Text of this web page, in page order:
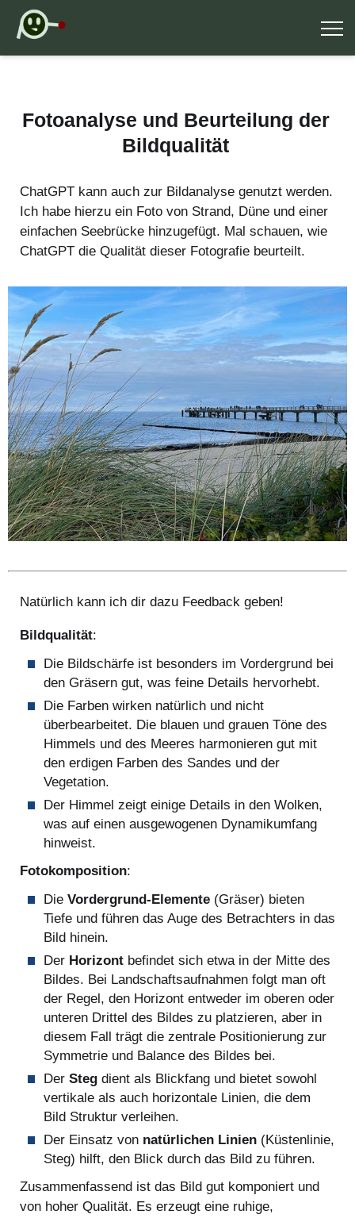
Fotoanalyse und Beurteilung der
Bildqualität
ChatGPT kann auch zur Bildanalyse genutzt werden.
Ich habe hierzu ein Foto von Strand, Düne und einer
einfachen Seebrücke hinzugefügt. Mal schauen, wie
ChatGPT die Qualität dieser Fotografie beurteilt.
Natürlich kann ich dir dazu Feedback geben!
Bildqualität:
Die Bildschärfe ist besonders im Vordergrund bei
den Gräsern gut, was feine Details hervorhebt.
Die Farben wirken natürlich und nicht
überbearbeitet. Die blauen und grauen Töne des
Himmels und des Meeres harmonieren gut mit
den erdigen Farben des Sandes und der
Vegetation.
Der Himmel zeigt einige Details in den Wolken,
was auf einen ausgewogenen Dynamikumfang
hinweist.
Fotokomposition:
Die Vordergrund-Elemente (Gräser) bieten
Tiefe und führen das Auge des Betrachters in das
Bild hinein.
Der Horizont befindet sich etwa in der Mitte des
Bildes. Bei Landschaftsaufnahmen folgt man oft
der Regel, den Horizont entweder im oberen oder
unteren Drittel des Bildes zu platzieren, aber in
diesem Fall trägt die zentrale Positionierung zur
Symmetrie und Balance des Bildes bei.
Der Steg dient als Blickfang und bietet sowohl
vertikale als auch horizontale Linien, die dem
Bild Struktur verleihen.
Der Einsatz von natürlichen Linien (Küstenlinie,
Steg) hilft, den Blick durch das Bild zu führen.
Zusammenfassend ist das Bild gut komponiert und
von hoher Qualität. Es erzeugt eine ruhige,